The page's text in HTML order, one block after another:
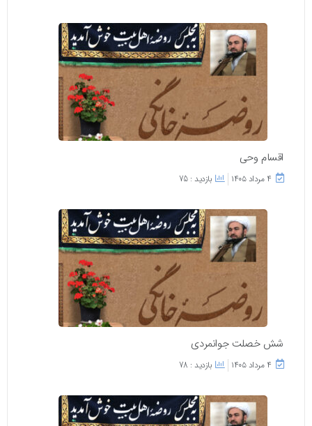
اقسام وحی
۴ مرداد ۱۴۰۵ بازدید : 75
شش خصلت جوانمردی
۴ مرداد ۱۴۰۵ بازدید : 78